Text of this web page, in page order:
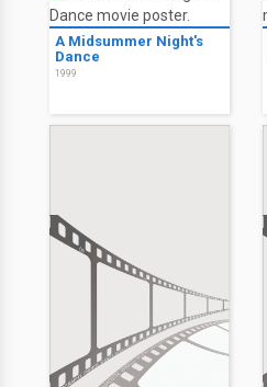
A Midsummer Night's
Dance
1999